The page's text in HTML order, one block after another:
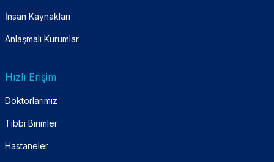
İnsan Kaynakları
Anlaşmalı Kurumlar
Hızlı Erişim
Doktorlarımız
Tıbbi Birimler
Hastaneler